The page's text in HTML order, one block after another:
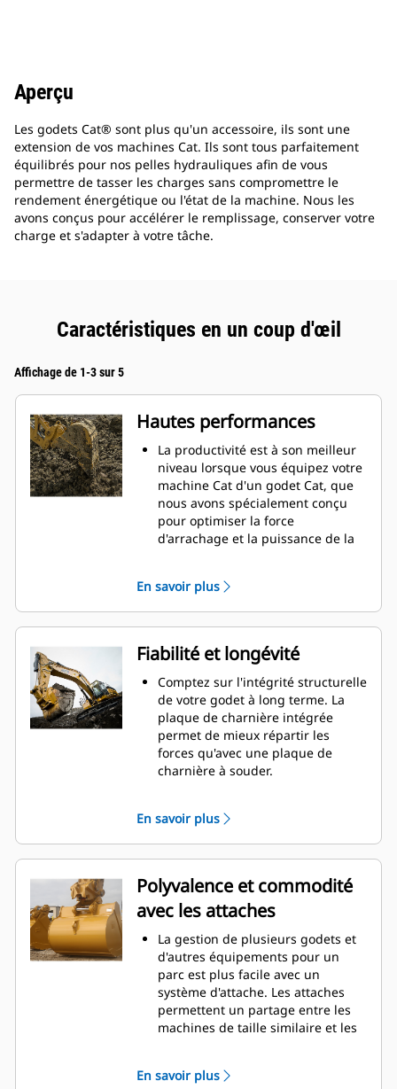
Aperçu
Les godets Cat® sont plus qu'un accessoire, ils sont une
extension de vos machines Cat. Ils sont tous parfaitement
équilibrés pour nos pelles hydrauliques afin de vous
permettre de tasser les charges sans compromettre le
rendement énergétique ou l'état de la machine. Nous les
avons conçus pour accélérer le remplissage, conserver votre
charge et s'adapter à votre tâche.
Caractéristiques en un coup d'œil
Affichage de 1-3 sur 5
Hautes performances
La productivité est à son meilleur
niveau lorsque vous équipez votre
machine Cat d'un godet Cat, que
nous avons spécialement conçu
pour optimiser la force
d'arrachage et la puissance de la
double améliore le flux des
matières dans le godet. Le
dégagement de talon accru
garantit que le fond du godet ne
frotte pas, ce qui réduit les coûts
d'entretien.
La consommation de carburant est
maximale lors de l'excavation. Les
godets Cat sont conçus pour
creuser dans les matériaux
rapidement afin d'améliorer
Chargez plus de matière plus
rapidement. La forme et les barres
latérales du godet permettent une
rétention optimale des matériaux
dans le godet à chaque charge.
En savoir plus
Fiabilité et longévité
Comptez sur l'intégrité structurelle
de votre godet à long terme. La
plaque de charnière intégrée
permet de mieux répartir les
forces qu'avec une plaque de
charnière à souder.
sont résistants à l'abrasion, en
particulier dans les zones d'usure
excessive.
Avec les outils d'attaque du sol Cat
(GET), protégez les zones d'usure
excessive les plus importantes de
votre godet lorsqu'il entre en
contact avec les matériaux.
Avec les outils d'attaque du sol
Cat ® Advansys™(GET), augmentez
la productivité pour les
applications exigeantes, facilitez la
pénétration dans les tas et
Fixez et retirez les pointes en un
En savoir plus
Polyvalence et commodité
avec les attaches
La gestion de plusieurs godets et
d'autres équipements pour un
parc est plus facile avec un
système d'attache. Les attaches
permettent un partage entre les
machines de taille similaire et les
sans quitter la sécurité de la
En savoir plus